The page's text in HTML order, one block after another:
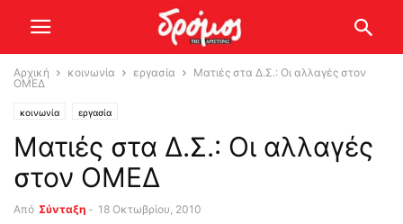
Αρχική κοινωνία εργασία
Ματιές στα Δ.Σ.: Οι αλλαγές στον
ΟΜΕΔ
κοινωνία εργασία
Ματιές στα Δ.Σ.: Οι αλλαγές
στον ΟΜΕΔ
Από Σύνταξη - 18 Οκτωβρίου, 2010